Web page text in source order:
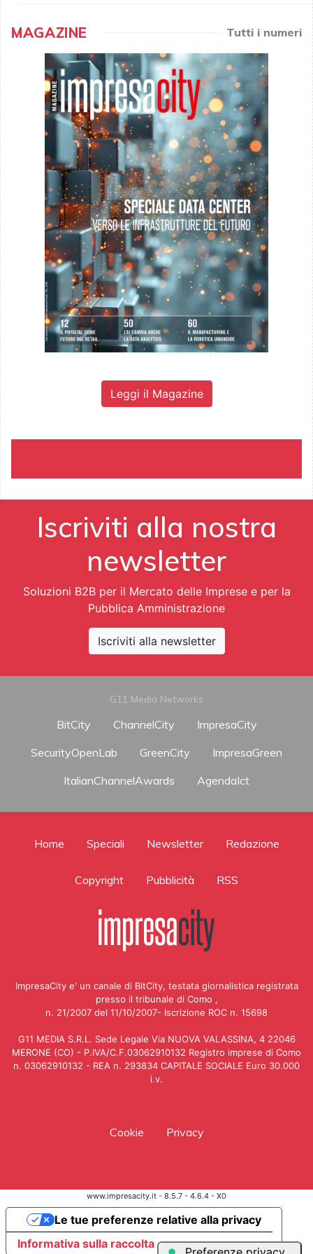
MAGAZINE Tutti i numeri
Leggi il Magazine
Iscriviti alla nostra
newsletter
Soluzioni B2B per il Mercato delle Imprese e per la
Pubblica Amministrazione
Iscriviti alla newsletter
G11 Media Networks
BitCity ChannelCity
ImpresaCity
SecurityOpenLab
GreenCity
ImpresaGreen
ItalianChannelAwards
AgendaIct
Home Speciali Newsletter Redazione
Copyright Pubblicità RSS
ImpresaCity e' un canale di BitCity, testata giornalistica registrata
presso il tribunale di Como ,
n. 21/2007 del 11/10/2007- Iscrizione ROC n. 15698
G11 MEDIA S.R.L. Sede Legale Via NUOVA VALASSINA, 4 22046
MERONE (CO) - P.IVA/C.F.03062910132 Registro imprese di Como
n. 03062910132 - REA n. 293834 CAPITALE SOCIALE Euro 30.000
i.v.
Cookie Privacy
www.impresacity.it - 8.5.7 - 4.6.4 - X0
Informativa sulla raccolta
Le tue preferenze relative alla privacy